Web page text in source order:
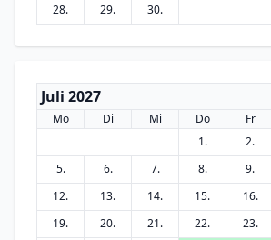
28.
29. 30.
Juli 2027
Mo Di Mi Do Fr
1.
2.
5.
6. 7. 8. 9.
12.
13. 14. 15. 16.
19.
20. 21. 22. 23.